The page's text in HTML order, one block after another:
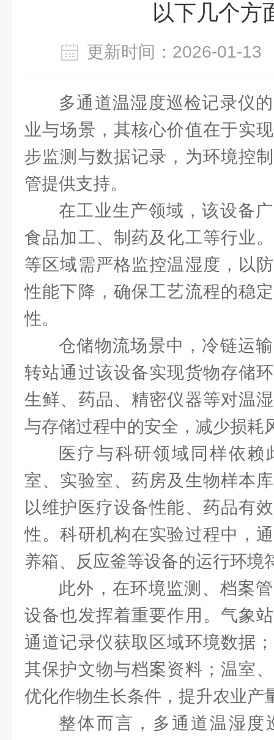
以下几个方
更新时间：2026-01-
多通道温湿度巡检记录仪
业与场景，其核心价值在于实
步监测与数据记录，为环境控
管提供支持。
在工业生产领域，该设备
食品加工、制药及化工等行业
等区域需严格监控温湿度，以
性能下降，确保工艺流程的稳
性。
仓储物流场景中，冷链运
转站通过该设备实现货物存储
生鲜、药品、精密仪器等对温
与存储过程中的安全，减少损耗
医疗与科研领域同样依赖
室、实验室、药房及生物样本
以维护医疗设备性能、药品有
性。科研机构在实验过程中，
养箱、反应釜等设备的运行环境
此外，在环境监测、档案
设备也发挥着重要作用。气象
通道记录仪获取区域环境数据
其保护文物与档案资料；温室
优化作物生长条件，提升农业产
整体而言，多通道温湿度